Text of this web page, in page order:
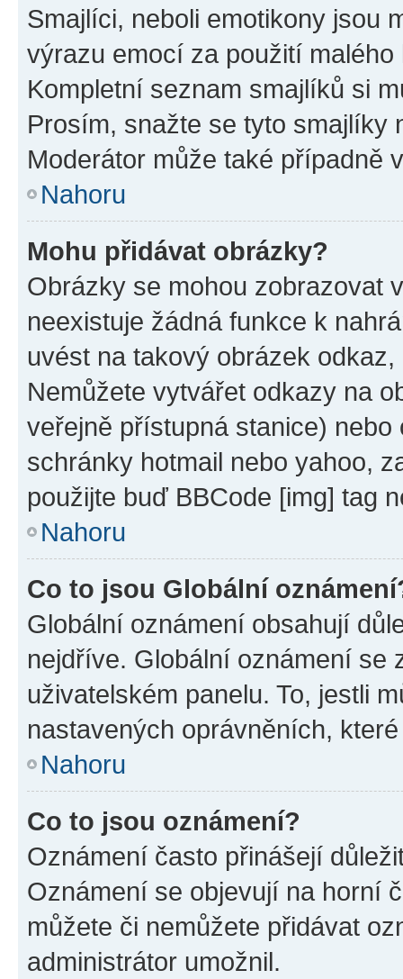
Smajlíci, neboli emotikony jsou
výrazu emocí za použití
Kompletní seznam smajlíků si
Prosím, snažte se tyto smajlíky
Moderátor může také případně
Nahoru
Mohu přidávat obrázky?
Obrázky se mohou zobrazovat
neexistuje žádná funkce k
uvést na takový obrázek
Nemůžete vytvářet odkazy na
veřejně přístupná stanice)
schránky hotmail nebo yahoo,
použijte buď BBCode [img] tag
Nahoru
Co to jsou Globální
Globální oznámení obsahují
nejdříve. Globální oznámení se
uživatelském panelu. To, jestli
nastavených oprávněních,
Nahoru
Co to jsou oznámení?
Oznámení často přinášejí
Oznámení se objevují na horní
můžete či nemůžete přidávat
administrátor umožnil.